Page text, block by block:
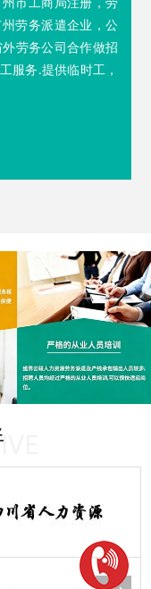
劳务派遣企业，公
劳务公司合作做招
服务.提供临时工，